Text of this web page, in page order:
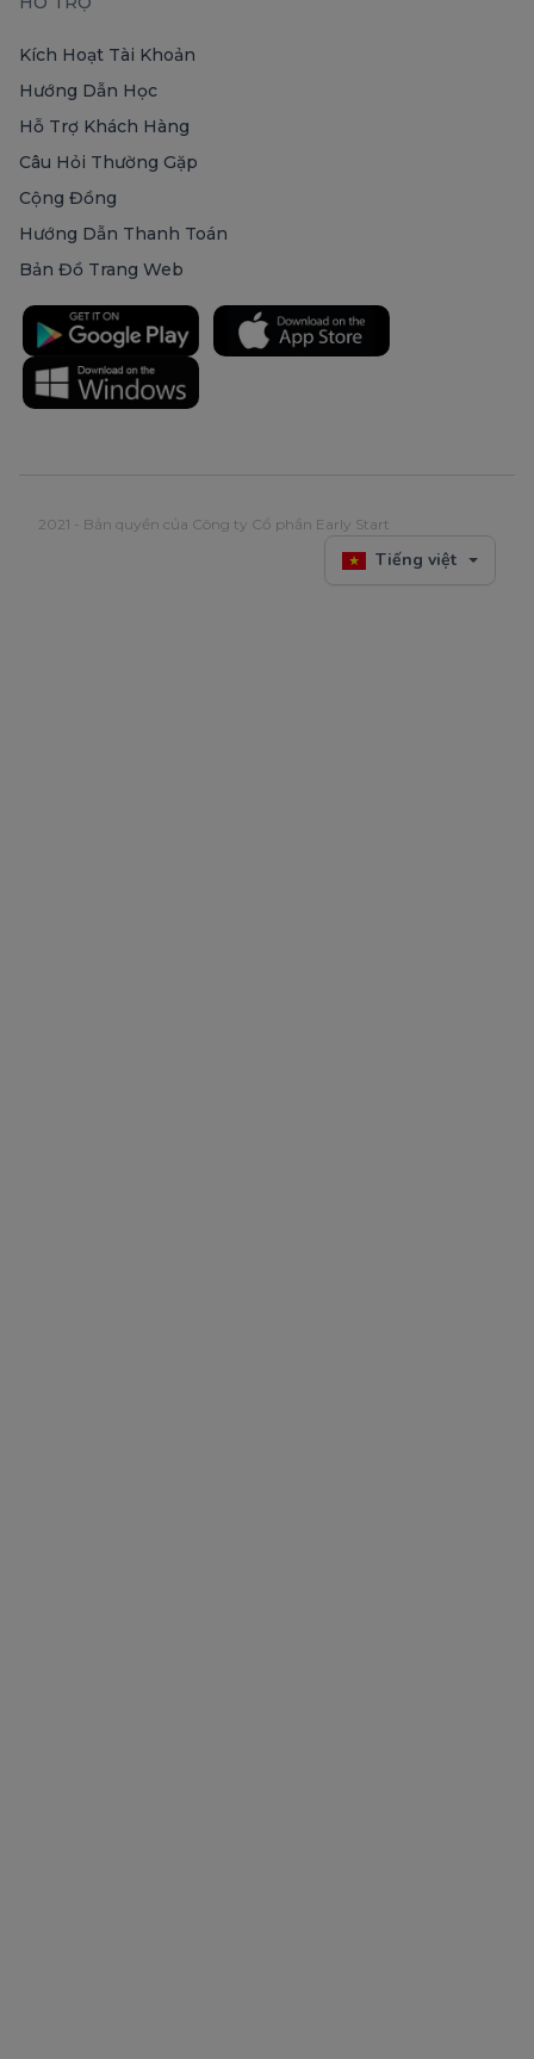
Kích Hoạt Tài Khoản
Hướng Dẫn Học
Hỗ Trợ Khách Hàng
Câu Hỏi Thường Gặp
Cộng Đồng
Hướng Dẫn Thanh Toán
Bản Đồ Trang Web
2021 - Bản quyền của Công ty Cổ phần Early Start
Tiếng việt